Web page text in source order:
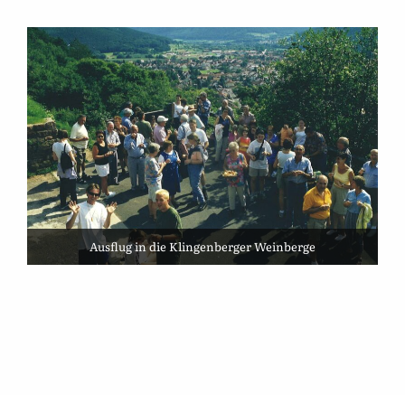
Ausflug in die Klingenberger Weinberge